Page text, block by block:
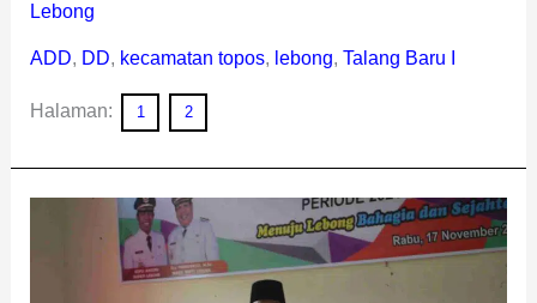
Lebong
ADD, DD, kecamatan topos, lebong, Talang Baru I
Halaman: 1 2